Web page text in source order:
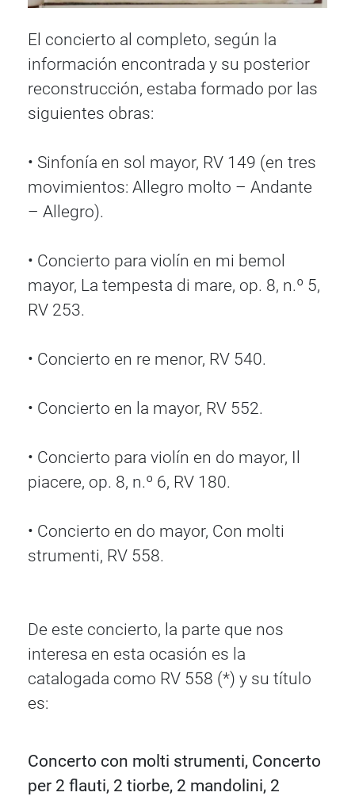
El concierto al completo, según la
información encontrada y su posterior
reconstrucción, estaba formado por las
siguientes obras:
• Sinfonía en sol mayor, RV 149 (en tres
movimientos: Allegro molto – Andante
– Allegro).
• Concierto para violín en mi bemol
mayor, La tempesta di mare, op. 8, n.º 5,
RV 253.
• Concierto en re menor, RV 540.
• Concierto en la mayor, RV 552.
• Concierto para violín en do mayor, Il
piacere, op. 8, n.º 6, RV 180.
• Concierto en do mayor, Con molti
strumenti, RV 558.
De este concierto, la parte que nos
interesa en esta ocasión es la
catalogada como RV 558 (*) y su título
es:
Concerto con molti strumenti, Concerto
per 2 flauti, 2 tiorbe, 2 mandolini, 2